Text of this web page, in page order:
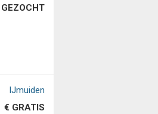
GEZOCHT
IJmuiden
€ GRATIS